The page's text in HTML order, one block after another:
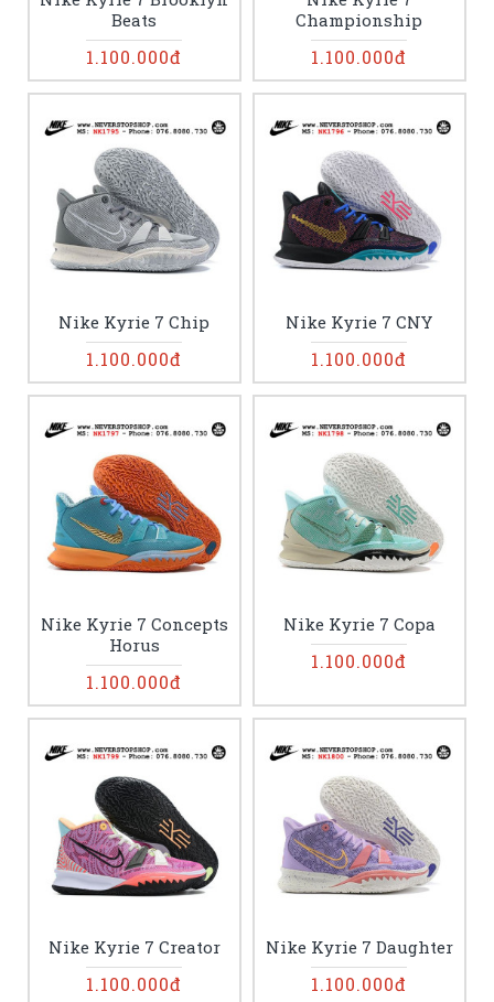
Beats
1.100.000đ
Championship
1.100.000đ
Nike Kyrie 7 Chip
1.100.000đ
Nike Kyrie 7 CNY
1.100.000đ
Nike Kyrie 7 Concepts
Horus
1.100.000đ
Nike Kyrie 7 Copa
1.100.000đ
Nike Kyrie 7 Creator
1.100.000đ
Nike Kyrie 7 Daughter
1.100.000đ